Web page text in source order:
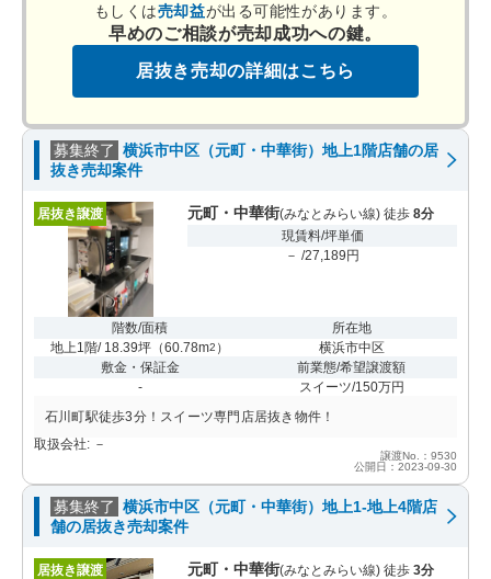
もしくは売却益が出る可能性があります。
早めのご相談が売却成功への鍵。
居抜き売却の詳細はこちら
募集終了 横浜市中区（元町・中華街）地上1階店舗の居
抜き売却案件
居抜き譲渡 元町・中華街(みなとみらい線) 徒歩 8分
現賃料/坪単価
－ /27,189円
階数/面積
地上1階/ 18.39坪 （60.78m2 ）
所在地
横浜市中区
敷金・保証金
-
前業態/希望譲渡額
スイーツ/150万円
石川町駅徒歩3分！スイーツ専門店居抜き物件！
取扱会社: －
譲渡No.：9530
公開日：2023-09-30
募集終了 横浜市中区（元町・中華街）地上1-地上4階店
舗の居抜き売却案件
居抜き譲渡 元町・中華街(みなとみらい線) 徒歩 3分